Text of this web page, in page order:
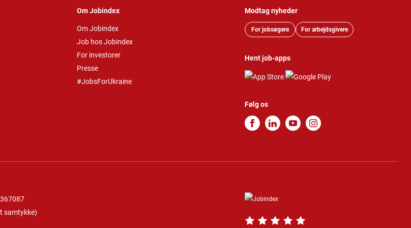
Om Jobindex
Om Jobindex
Job hos Jobindex
For investorer
Presse
#JobsForUkraine
Modtag nyheder
For jobsøgere For arbejdsgivere
Hent job-apps
Følg os
samtykke)